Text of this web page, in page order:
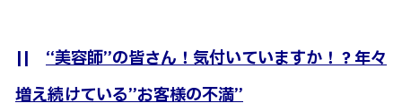
|| “美容師”の皆さん！気付いていますか！？年々
増え続けている”お客様の不満”